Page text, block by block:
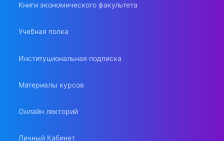
Книги экономического факультета
Учебная полка
Институциональная подписка
Материалы курсов
Онлайн лекторий
Личный Кабинет